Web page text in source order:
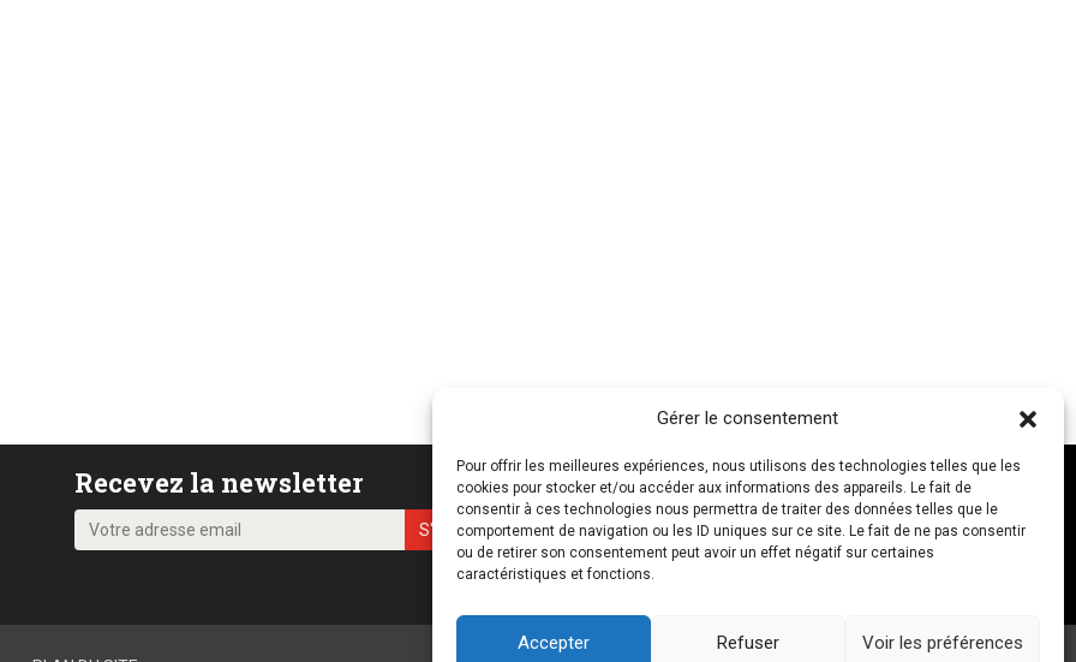
Gérer le consentement
Pour offrir les meilleures expériences, nous utilisons des technologies telles que les
cookies pour stocker et/ou accéder aux informations des appareils. Le fait de
consentir à ces technologies nous permettra de traiter des données telles que le
comportement de navigation ou les ID uniques sur ce site. Le fait de ne pas consentir
ou de retirer son consentement peut avoir un effet négatif sur certaines
caractéristiques et fonctions.
Accepter Refuser Voir les préférences
Recevez la newsletter
NOUS CONTACTER